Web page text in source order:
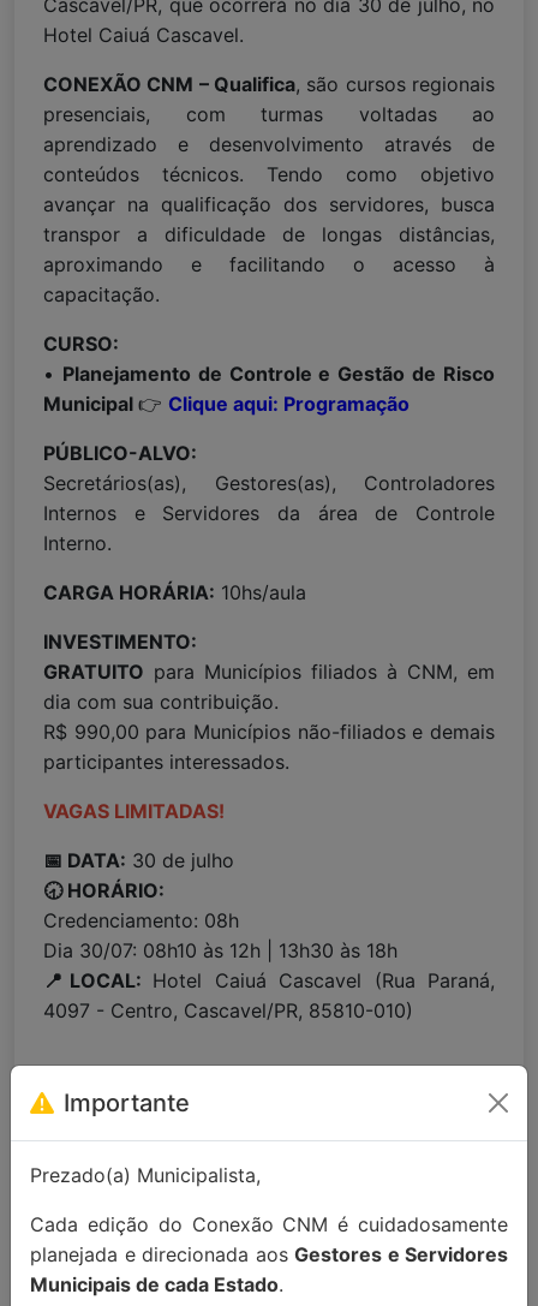
Hotel Caiuá Cascavel.
CONEXÃO CNM – Qualifica, são cursos regionais
presenciais, com turmas voltadas ao
aprendizado e desenvolvimento através de
conteúdos técnicos. Tendo como objetivo
avançar na qualificação dos servidores, busca
transpor a dificuldade de longas distâncias,
aproximando e facilitando o acesso à
capacitação.
CURSO:
• Planejamento de Controle e Gestão de Risco
Municipal 👉 Clique aqui: Programação
PÚBLICO-ALVO:
Secretários(as), Gestores(as), Controladores
Internos e Servidores da área de Controle
Interno.
CARGA HORÁRIA: 10hs/aula
INVESTIMENTO:
GRATUITO para Municípios filiados à CNM, em
dia com sua contribuição.
R$ 990,00 para Municípios não-filiados e demais
participantes interessados.
VAGAS LIMITADAS!
📅 DATA: 30 de julho
🕣 HORÁRIO:
Credenciamento: 08h
Dia 30/07: 08h10 às 12h | 13h30 às 18h
📍LOCAL: Hotel Caiuá Cascavel (Rua Paraná,
4097 - Centro, Cascavel/PR, 85810-010)
Para maiores informações entre em
contato: contato@conexaocnm.org.br
ou whats
app(51) 99215-3439.
Importante
Prezado(a) Municipalista,
Cada edição do Conexão CNM é cuidadosamente
planejada e direcionada aos Gestores e Servidores
Municipais de cada Estado.